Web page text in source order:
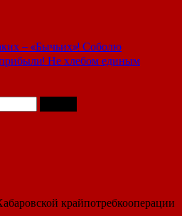
– «Бычьих»! Соболю
Не хлебом единым
крайпотребкооперации